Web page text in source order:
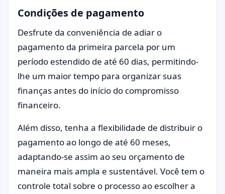
Condições de pagamento
Desfrute da conveniência de adiar o
pagamento da primeira parcela por um
período estendido de até 60 dias, permitindo-
lhe um maior tempo para organizar suas
finanças antes do início do compromisso
financeiro.
Além disso, tenha a flexibilidade de distribuir o
pagamento ao longo de até 60 meses,
adaptando-se assim ao seu orçamento de
maneira mais ampla e sustentável. Você tem o
controle total sobre o processo ao escolher a